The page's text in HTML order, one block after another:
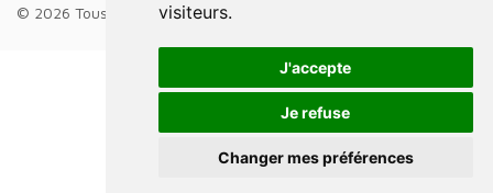
visiteurs.
J'accepte
Je refuse
Changer mes préférences
© 2026 Tous droits réservés.Groupe Elidia